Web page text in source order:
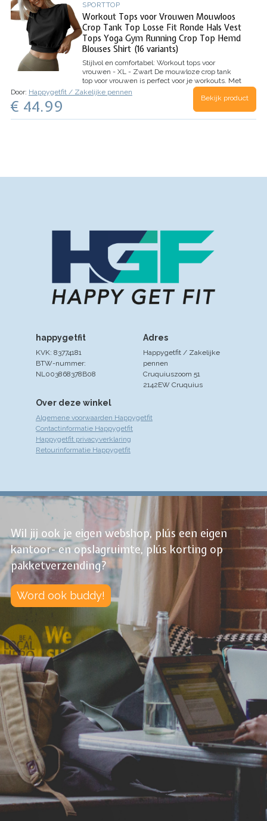
SPORTTOP
Workout Tops voor Vrouwen Mouwloos
Crop Tank Top Losse Fit Ronde Hals Vest
Tops Yoga Gym Running Crop Top Hemd
Blouses Shirt (16 variants)
Stijlvol en comfortabel: Workout tops voor
vrouwen - XL - Zwart De mouwloze crop tank
top voor vrouwen is perfect voor je workouts. Met
zijn losse pasvorm en ronde hals is het een
comfortabele keuze voor yoga, de sportschool en
Door: Happygetfit / Zakelijke pennen
€ 44.99 Bekijk product
Over deze winkel
Algemene voorwaarden Happygetfit
Contactinformatie Happygetfit
Happygetfit privacyverklaring
Retourinformatie Happygetfit
Adres
Happygetfit / Zakelijke
pennen
Cruquiuszoom 51
2142EW Cruquius
happygetfit
KVK: 83774181
BTW-nummer:
NL003868378B08
Wil jij ook je eigen webshop, plús een eigen
kantoor- en opslagruimte, plús korting op
pakketverzending?
Word ook buddy!